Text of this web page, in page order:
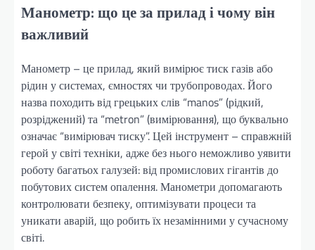
Манометр: що це за прилад і чому він
важливий
Манометр – це прилад, який вимірює тиск газів або
рідин у системах, ємностях чи трубопроводах. Його
назва походить від грецьких слів “manos” (рідкий,
розріджений) та “metron” (вимірювання), що буквально
означає “вимірювач тиску”. Цей інструмент – справжній
герой у світі техніки, адже без нього неможливо уявити
роботу багатьох галузей: від промислових гігантів до
побутових систем опалення. Манометри допомагають
контролювати безпеку, оптимізувати процеси та
уникати аварій, що робить їх незамінними у сучасному
світі.